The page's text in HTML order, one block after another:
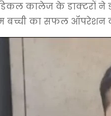
कालेज के डाक्टरों ने
बच्ची का सफल ऑपरेशन